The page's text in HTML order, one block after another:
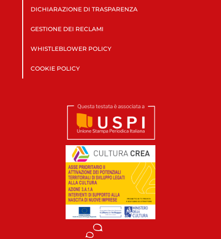
DICHIARAZIONE DI TRASPARENZA
GESTIONE DEI RECLAMI
WHISTLEBLOWER POLICY
COOKIE POLICY